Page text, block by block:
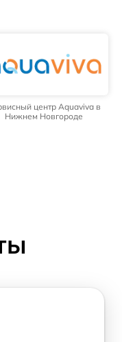
центр Aquaviva в
Нижнем Новгороде